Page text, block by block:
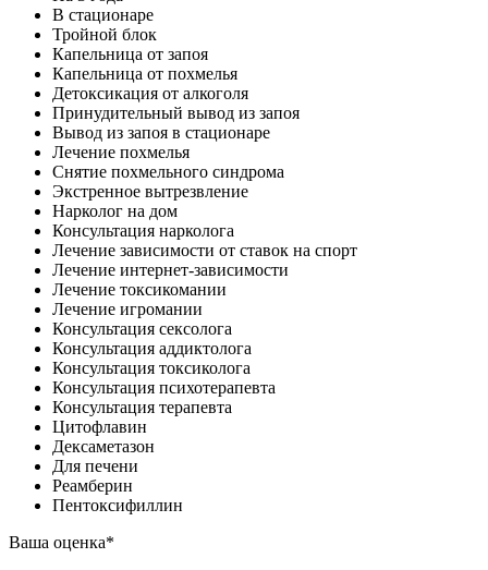
В стационаре
Тройной блок
Капельница от запоя
Капельница от похмелья
Детоксикация от алкоголя
Принудительный вывод из запоя
Вывод из запоя в стационаре
Лечение похмелья
Снятие похмельного синдрома
Экстренное вытрезвление
Нарколог на дом
Консультация нарколога
Лечение зависимости от ставок на спорт
Лечение интернет-зависимости
Лечение токсикомании
Лечение игромании
Консультация сексолога
Консультация аддиктолога
Консультация токсиколога
Консультация психотерапевта
Консультация терапевта
Цитофлавин
Дексаметазон
Для печени
Реамберин
Пентоксифиллин
Ваша оценка*